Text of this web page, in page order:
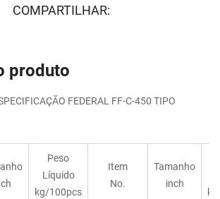
COMPARTILHAR:
produto
FEDERAL FF-C-450 TIPO
Peso
Líquido
kg/100pcs
Item
No.
Tamanho
inch